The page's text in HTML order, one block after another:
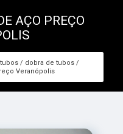
AÇO PREÇO
dobra de tubos
Veranópolis